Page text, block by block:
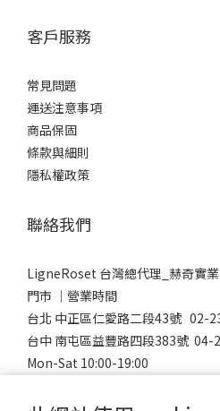
客戶服務
常見問題
運送注意事項
商品保固
條款與細則
隱私權政策
聯絡我們
LigneRoset 台灣總代理_赫奇實業
門市 │營業時間
台北 中正區仁愛路二段43號 02-
台中 南屯區益豐路四段383號 04-
Mon-Sat 10:00-19:00